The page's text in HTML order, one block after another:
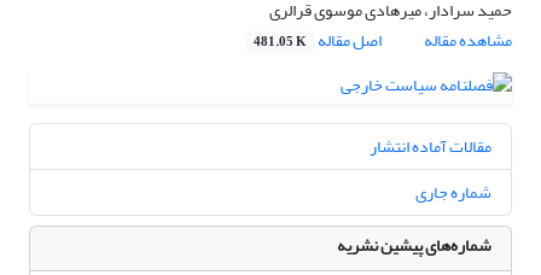
حمید سرادار، میرهادی موسوی قرالری
مشاهده مقاله
اصل مقاله 481.05 K
مقالات آماده انتشار
شماره جاری
شماره‌های پیشین نشریه